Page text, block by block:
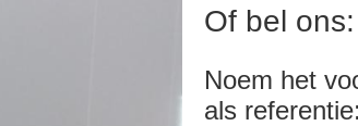
Of bel ons:
Noem het
als referentie: